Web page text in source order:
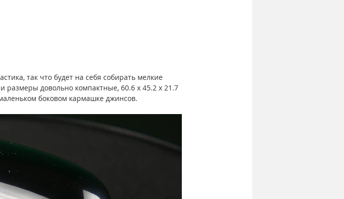
так что будет на себя собирать мелкие
размеры довольно компактные, 60.6 х 45.2 х 21.7
боковом кармашке джинсов.